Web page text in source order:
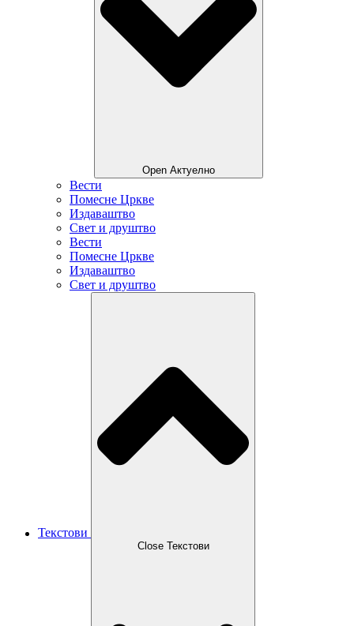
Open Актуелно
Вести
Помесне Цркве
Издаваштво
Свет и друштво
Вести
Помесне Цркве
Издаваштво
Свет и друштво
Текстови
Close Текстови